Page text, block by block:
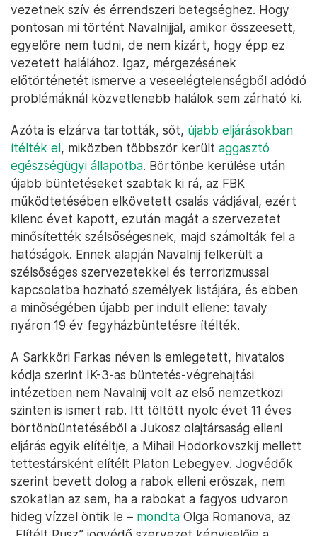
vezetnek szív és érrendszeri betegséghez. Hogy
pontosan mi történt Navalnijjal, amikor összeesett,
egyelőre nem tudni, de nem kizárt, hogy épp ez
vezetett halálához. Igaz, mérgezésének
előtörténetét ismerve a veseelégtelenségből adódó
problémáknál közvetlenebb halálok sem zárható ki.
Azóta is elzárva tartották, sőt, újabb eljárásokban
ítélték el, miközben többször került aggasztó
egészségügyi állapotba. Börtönbe kerülése után
újabb büntetéseket szabtak ki rá, az FBK
működtetésében elkövetett csalás vádjával, ezért
kilenc évet kapott, ezután magát a szervezetet
minősítették szélsőségesnek, majd számolták fel a
hatóságok. Ennek alapján Navalnij felkerült a
szélsőséges szervezetekkel és terrorizmussal
kapcsolatba hozható személyek listájára, és ebben
a minőségében újabb per indult ellene: tavaly
nyáron 19 év fegyházbüntetésre ítélték.
A Sarkköri Farkas néven is emlegetett, hivatalos
kódja szerint IK-3-as büntetés-végrehajtási
intézetben nem Navalnij volt az első nemzetközi
szinten is ismert rab. Itt töltött nyolc évet 11 éves
börtönbüntetéséből a Jukosz olajtársaság elleni
eljárás egyik elítéltje, a Mihail Hodorkovszkij mellett
tettestársként elítélt Platon Lebegyev. Jogvédők
szerint bevett dolog a rabok elleni erőszak, nem
szokatlan az sem, ha a rabokat a fagyos udvaron
hideg vízzel öntik le – mondta Olga Romanova, az